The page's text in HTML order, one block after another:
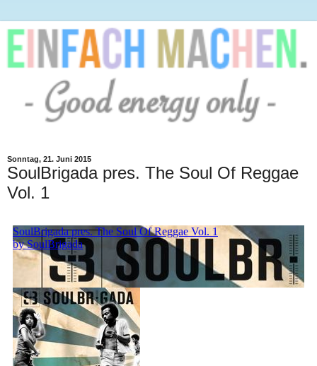
Sonntag, 21. Juni 2015
SoulBrigada pres. The Soul Of Reggae
Vol. 1